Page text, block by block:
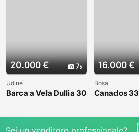
20.000 € 7
Udine
Barca a Vela Dullia 30
16.000 €
Bosa
Canados 33